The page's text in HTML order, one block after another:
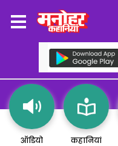
ऑडियो कहानियां